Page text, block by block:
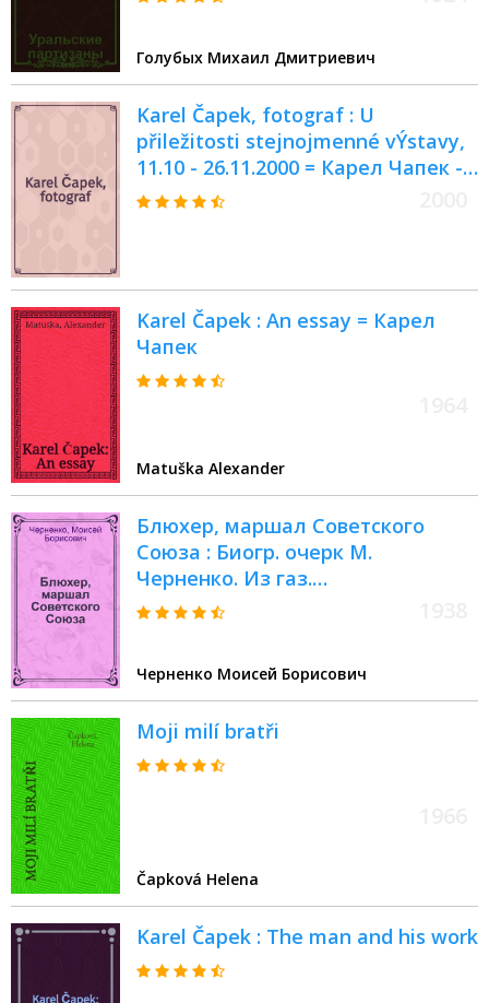
Голубых Михаил Дмитриевич
Karel Čapek, fotograf : U
přiležitosti stejnojmenné vÝstavy,
11.10 - 26.11.2000 = Карел Чапек -
фотограф.
Karel Čapek : An essay = Карел
Чапек
Matuška Alexander
Блюхер, маршал Советского
Союза : Биогр. очерк М.
Черненко. Из газ.
"Комсомольская правда"
Черненко Моисей Борисович
Moji milí bratři
Čapková Helena
Karel Čapek : The man and his work